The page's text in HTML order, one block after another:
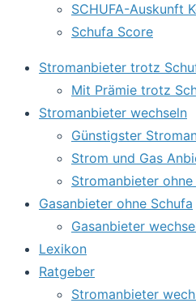
SCHUFA-Auskunft
Schufa Score
Stromanbieter trotz
Mit Prämie trotz
Stromanbieter wechseln
Günstigster
Strom und Gas
Stromanbieter
Gasanbieter ohne Schufa
Gasanbieter
Lexikon
Ratgeber
Stromanbieter